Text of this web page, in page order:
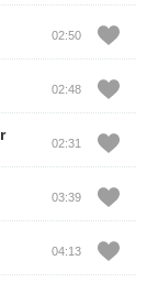
02:50
02:48
02:31
03:39
04:13